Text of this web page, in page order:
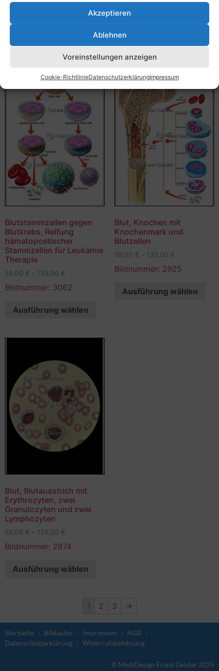
Akzeptieren
Ablehnen
Voreinstellungen anzeigen
Cookie-RichtlinieDatenschutzerklärungImpressum
55,00€–135,00€ 55,00€–135,00€
Bildnummer: 3104
Ausführung wählen
Blutstammzellen gegen
Blutkrebs, Reifung
hämatopoetischer
Stammzellen für Leukämie
Therapie
55,00 € – 135,00 €
Bildnummer: 3062
Ausführung wählen
Blut, Knochen mit
Knochenmark und
Blutzellen
55,00 € – 135,00 €
Bildnummer: 2925
Ausführung wählen
Blut, Blutausstrich mit
Erythrozyten, zwei
Granulozyten und zwei
Lymphozyten
55,00 € – 135,00 €
Bildnummer: 2874
Ausführung wählen
1 2 3 →
Startseite Bildautor Impressum
AGB
Datenschutzerklärung
Widerrufsbelehrung
© MediDesign Frank Geisler 2025